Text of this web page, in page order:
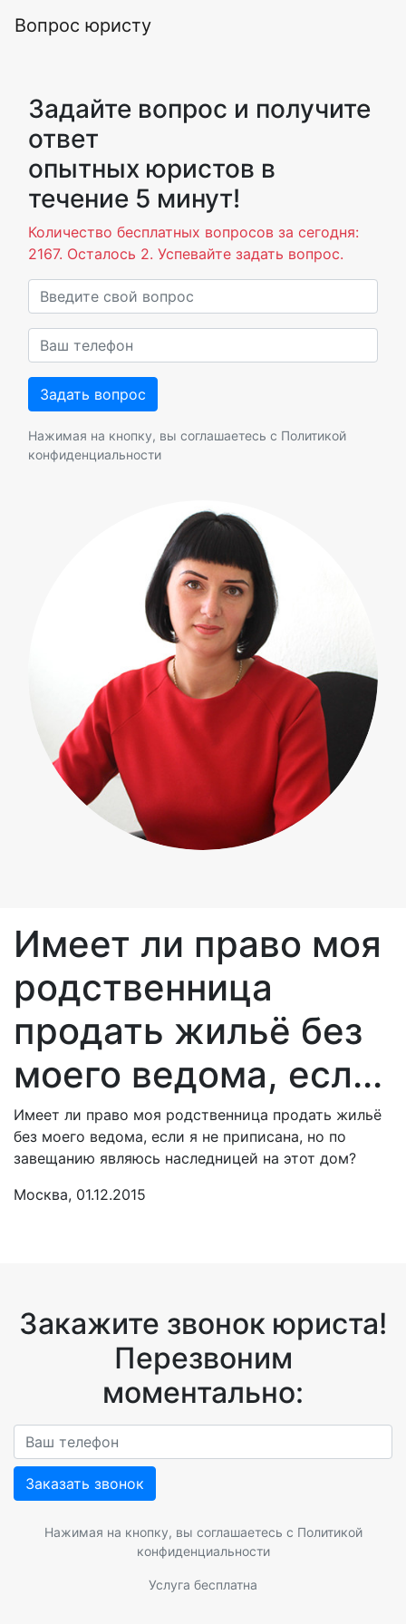
Вопрос юристу
Задайте вопрос и получите
ответ
опытных юристов в
течение 5 минут!
Количество бесплатных вопросов за сегодня:
2167. Осталось 2. Успевайте задать вопрос.
Нажимая на кнопку, вы соглашаетесь с Политикой
конфиденциальности
Имеет ли право моя
родственница
продать жильё без
моего ведома, есл...
Имеет ли право моя родственница продать жильё
без моего ведома, если я не приписана, но по
завещанию являюсь наследницей на этот дом?
Москва, 01.12.2015
Закажите звонок юриста!
Перезвоним
моментально:
Заказать звонок
Нажимая на кнопку, вы соглашаетесь с Политикой
конфиденциальности
Услуга бесплатна